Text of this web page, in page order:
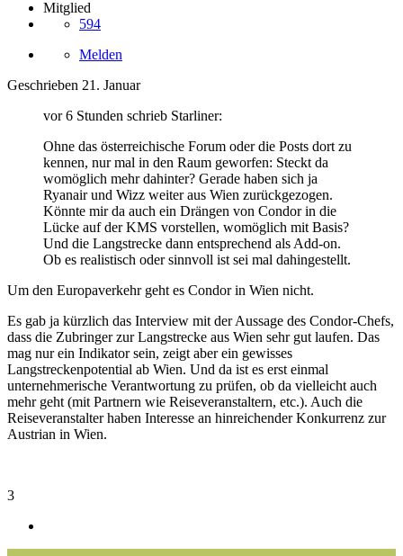
Mitglied
594
Melden
Geschrieben 21. Januar
vor 6 Stunden schrieb Starliner:
Ohne das österreichische Forum oder die Posts dort zu
kennen, nur mal in den Raum geworfen: Steckt da
womöglich mehr dahinter? Gerade haben sich ja
Ryanair und Wizz weiter aus Wien zurückgezogen.
Könnte mir da auch ein Drängen von Condor in die
Lücke auf der KMS vorstellen, womöglich mit Basis?
Und die Langstrecke dann entsprechend als Add-on.
Ob es realistisch oder sinnvoll ist sei mal dahingestellt.
Um den Europaverkehr geht es Condor in Wien nicht.
Es gab ja kürzlich das Interview mit der Aussage des Condor-Chefs,
dass die Zubringer zur Langstrecke aus Wien sehr gut laufen. Das
mag nur ein Indikator sein, zeigt aber ein gewisses
Langstreckenpotential ab Wien. Und da ist es erst einmal
unternehmerische Verantwortung zu prüfen, ob da vielleicht auch
mehr geht (mit Partnern wie Reiseveranstaltern, etc.). Auch die
Reiseveranstalter haben Interesse an hinreichender Konkurrenz zur
Austrian in Wien.
3